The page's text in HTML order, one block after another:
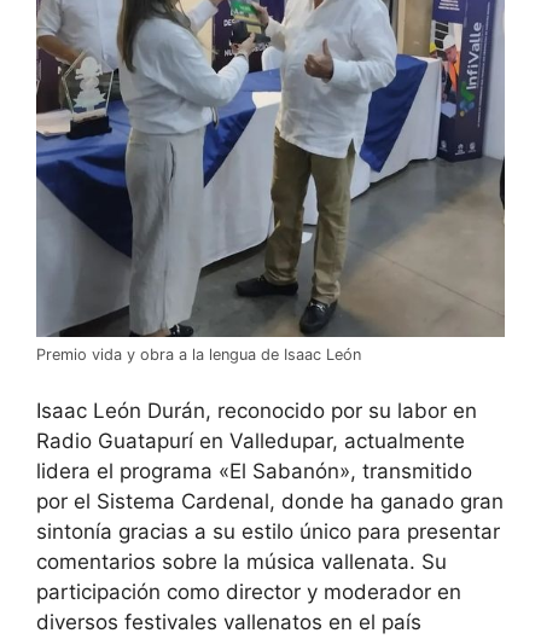
Premio vida y obra a la lengua de Isaac León
Isaac León Durán, reconocido por su labor en
Radio Guatapurí en Valledupar, actualmente
lidera el programa «El Sabanón», transmitido
por el Sistema Cardenal, donde ha ganado gran
sintonía gracias a su estilo único para presentar
comentarios sobre la música vallenata. Su
participación como director y moderador en
diversos festivales vallenatos en el país